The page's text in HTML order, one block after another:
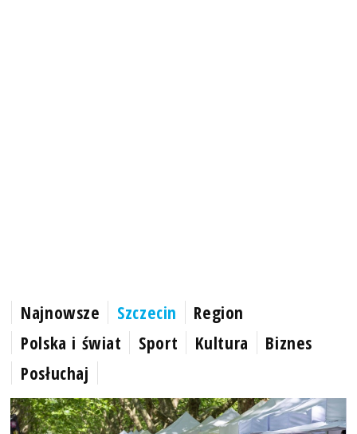
Najnowsze Szczecin
Region
Polska i świat
Sport Kultura
Biznes
Posłuchaj